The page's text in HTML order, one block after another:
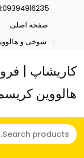
صفحه اصلی
شوخی و
کاریشاپ |
هالووین